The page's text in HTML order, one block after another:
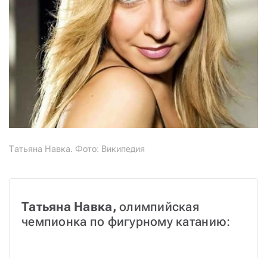
Татьяна Навка. Фото: Википедия
Татьяна Навка, олимпийская
чемпионка по фигурному катанию: